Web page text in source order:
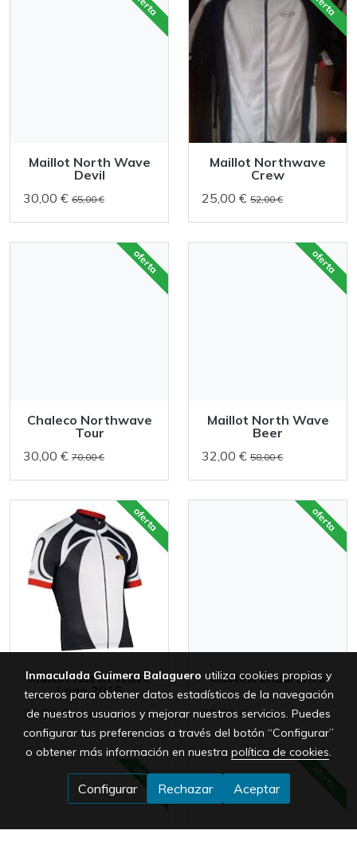
Maillot North Wave
Devil
30,00 € 65,00 €
Maillot Northwave
Crew
25,00 € 52,00 €
Chaleco Northwave
Tour
30,00 € 70,00 €
oferta
Maillot North Wave
Beer
32,00 € 58,00 €
oferta
Maillot North Wave
Logo 2015
30,00 €68,00 €
oferta
Castelli Endurance
79,99 €130,00 €
oferta
oferta
Inmaculada Guimera Balaguero utiliza cookies propias y
terceros para obtener datos estadísticos de la navegación
de nuestros usuarios y mejorar nuestros servicios. Puedes
configurar tus preferencias a través del botón “Configurar”
o obtener más información en nuestra política de cookies.
Configurar Rechazar Aceptar